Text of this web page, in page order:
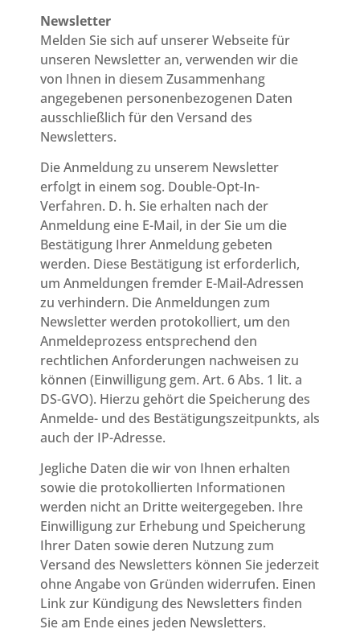
Newsletter
Melden Sie sich auf unserer Webseite für
unseren Newsletter an, verwenden wir die
von Ihnen in diesem Zusammenhang
angegebenen personenbezogenen Daten
ausschließlich für den Versand des
Newsletters.
Die Anmeldung zu unserem Newsletter
erfolgt in einem sog. Double-Opt-In-
Verfahren. D. h. Sie erhalten nach der
Anmeldung eine E-Mail, in der Sie um die
Bestätigung Ihrer Anmeldung gebeten
werden. Diese Bestätigung ist erforderlich,
um Anmeldungen fremder E-Mail-Adressen
zu verhindern. Die Anmeldungen zum
Newsletter werden protokolliert, um den
Anmeldeprozess entsprechend den
rechtlichen Anforderungen nachweisen zu
können (Einwilligung gem. Art. 6 Abs. 1 lit. a
DS-GVO). Hierzu gehört die Speicherung des
Anmelde- und des Bestätigungszeitpunkts, als
auch der IP-Adresse.
Jegliche Daten die wir von Ihnen erhalten
sowie die protokollierten Informationen
werden nicht an Dritte weitergegeben. Ihre
Einwilligung zur Erhebung und Speicherung
Ihrer Daten sowie deren Nutzung zum
Versand des Newsletters können Sie jederzeit
ohne Angabe von Gründen widerrufen. Einen
Link zur Kündigung des Newsletters finden
Sie am Ende eines jeden Newsletters.